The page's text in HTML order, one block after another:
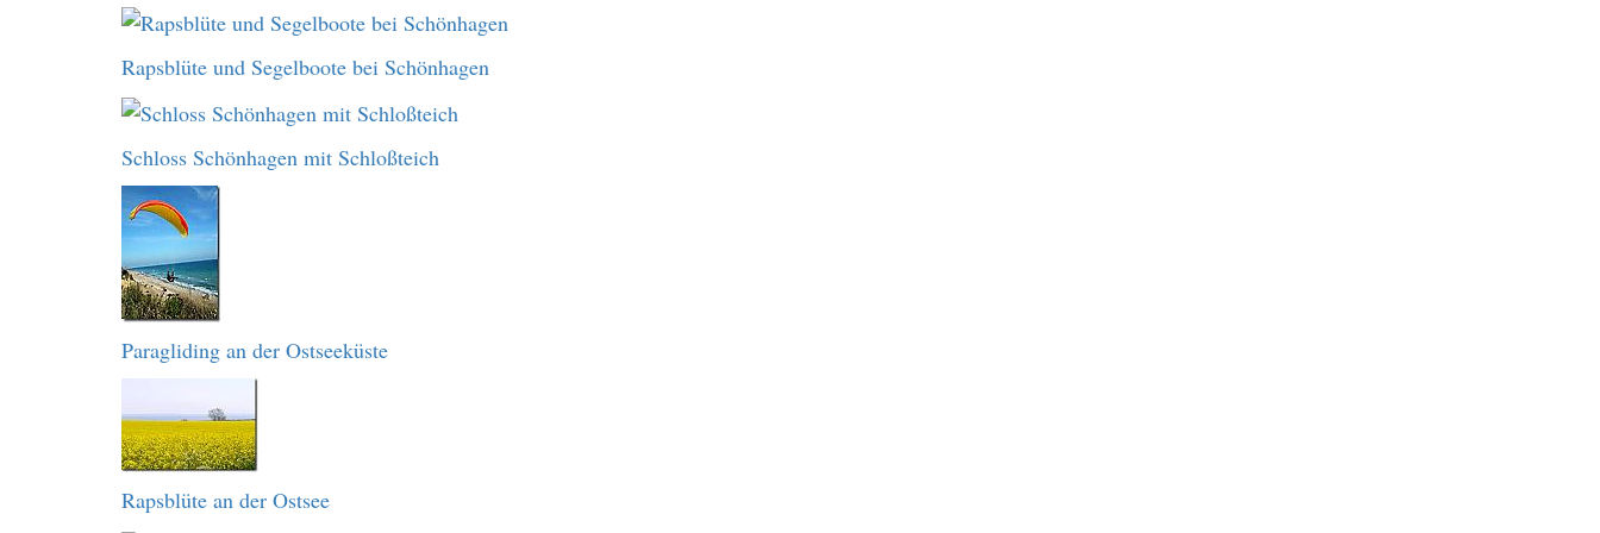
Rapsblüte und Segelboote bei Schönhagen
Schloss Schönhagen mit Schloßteich
Paragliding an der Ostseeküste
Rapsblüte an der Ostsee